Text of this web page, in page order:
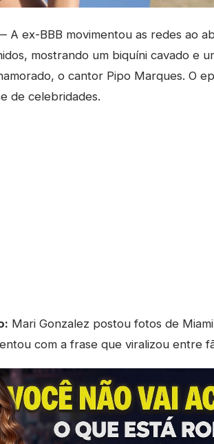
A ex-BBB movimentou as redes ao
mostrando um biquíni cavado e
o cantor Pipo Marques. O
de celebridades.
Mari Gonzalez postou fotos de
com a frase que viralizou entre